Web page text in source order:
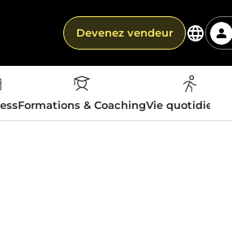
Devenez vendeur
Formations & CoachingVie